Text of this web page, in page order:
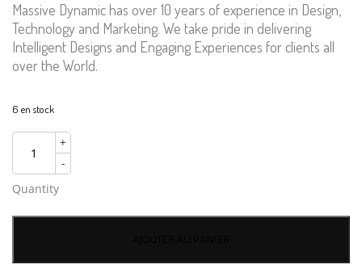
Massive Dynamic has over 10 years of experience in Design,
Technology and Marketing. We take pride in delivering
Intelligent Designs and Engaging Experiences for clients all
over the World.
6 en stock
+
-
Quantity